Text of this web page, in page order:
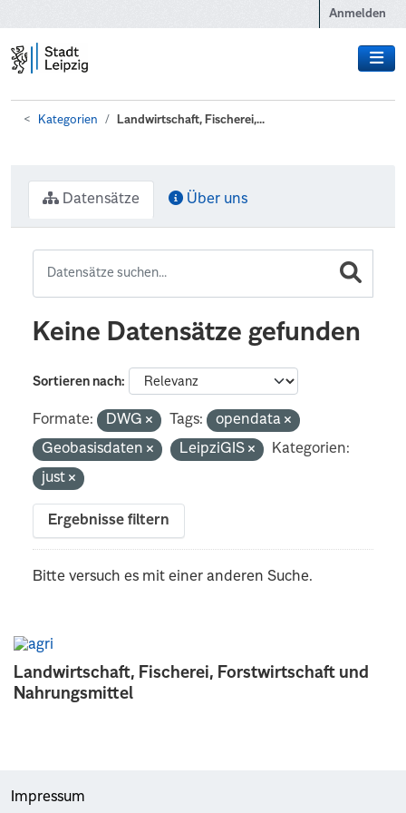
Anmelden
Kategorien Landwirtschaft, Fischerei,...
Landwirtschaft, Fischerei, Forstwirtschaft und
Nahrungsmittel
Datensätze Über uns
Keine Datensätze gefunden
Sortieren nach
Formate: DWG Tags:
opendata
Geobasisdaten
LeipziGIS
Kategorien:
just
Ergebnisse filtern
Bitte versuch es mit einer anderen Suche.
Impressum